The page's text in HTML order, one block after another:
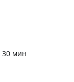
30 мин